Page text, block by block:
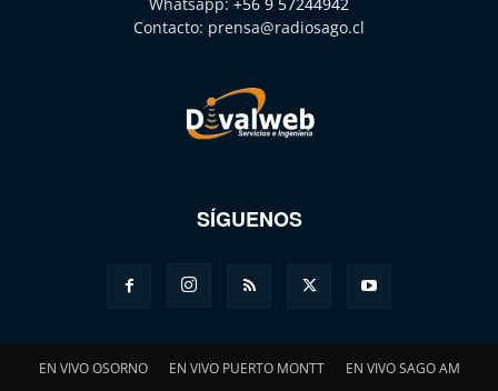
Contacto: prensa@radiosago.cl
SÍGUENOS
EN VIVO OSORNO EN VIVO PUERTO MONTT EN VIVO SAGO AM